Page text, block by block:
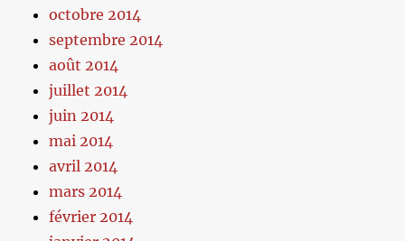
octobre 2014
septembre 2014
août 2014
juillet 2014
juin 2014
mai 2014
avril 2014
mars 2014
février 2014